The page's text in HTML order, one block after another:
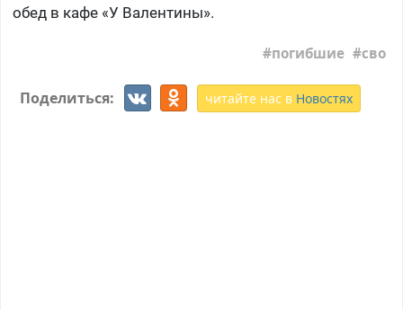
обед в кафе «У Валентины».
погибшие сво
Поделиться: читайте нас в Новостях